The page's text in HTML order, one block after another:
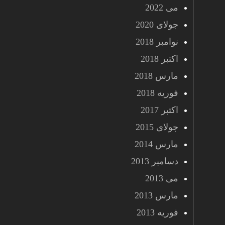
می 2022
جولای 2020
نوامبر 2018
اکتبر 2018
مارس 2018
فوریه 2018
اکتبر 2017
جولای 2015
مارس 2014
دسامبر 2013
می 2013
مارس 2013
فوریه 2013